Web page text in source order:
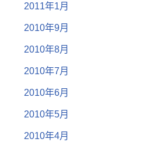
2011年1月
2010年9月
2010年8月
2010年7月
2010年6月
2010年5月
2010年4月